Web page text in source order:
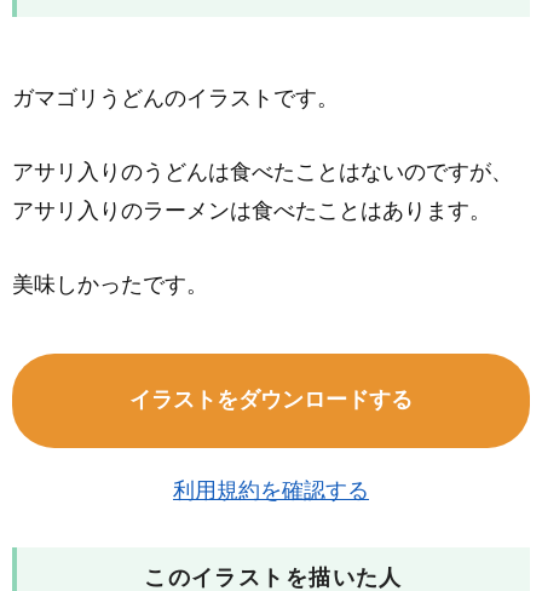
ガマゴリうどんのイラストです。
アサリ入りのうどんは食べたことはないのですが、
アサリ入りのラーメンは食べたことはあります。
美味しかったです。
イラストをダウンロードする
利用規約を確認する
このイラストを描いた人